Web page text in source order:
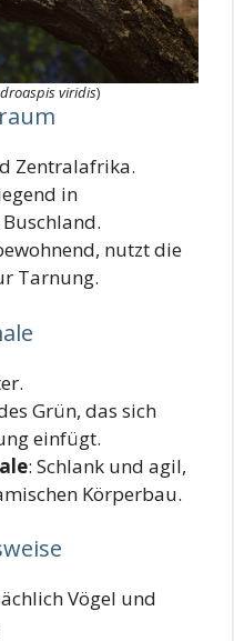
viridis)
Zentralafrika.
in
nutzt die
Tarnung.
Grün, das sich
einfügt.
: Schlank und agil,
Körperbau.
Vögel und